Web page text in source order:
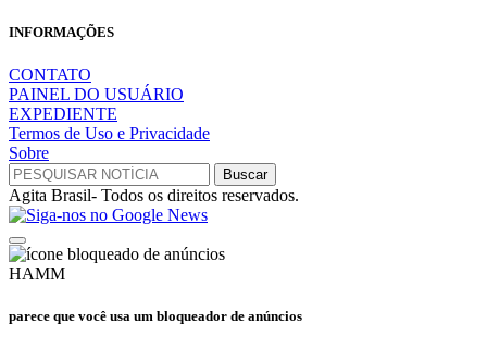
INFORMAÇÕES
CONTATO
PAINEL DO USUÁRIO
EXPEDIENTE
Termos de Uso e Privacidade
Sobre
Agita Brasil- Todos os direitos reservados.
HAMM
parece que você usa um bloqueador de anúncios